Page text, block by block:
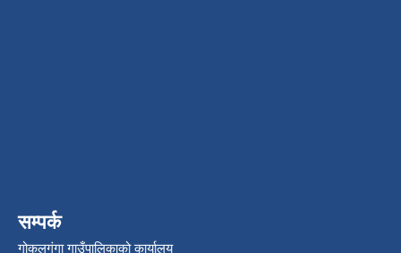
सम्पर्क
गोकुलगंगा गाउँपालिकाको कार्यालय